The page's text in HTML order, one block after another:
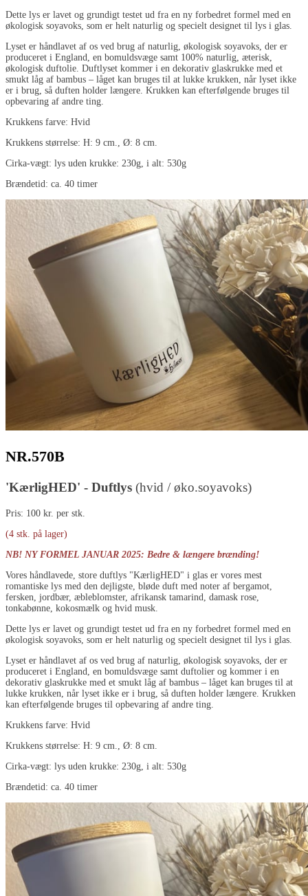
Dette lys er lavet og grundigt testet ud fra en ny forbedret formel med en
økologisk soyavoks, som er helt naturlig og specielt designet til lys i glas.
Lyset er håndlavet af os ved brug af naturlig, økologisk soyavoks, der er
produceret i England, en bomuldsvæge samt 100% naturlig, æterisk,
økologisk duftolie. Duftlyset kommer i en dekorativ glaskrukke med et
smukt låg af bambus – låget kan bruges til at lukke krukken, når lyset ikke
er i brug, så duften holder længere. Krukken kan efterfølgende bruges til
opbevaring af andre ting.
Krukkens farve: Hvid
Krukkens størrelse: H: 9 cm., Ø: 8 cm.
Cirka-vægt: lys uden krukke: 230g, i alt: 530g
Brændetid: ca. 40 timer
NR.570B
'KærligHED' - Duftlys (hvid / øko.soyavoks)
Pris: 100 kr. per stk.
(4 stk. på lager)
NB! NY FORMEL JANUAR 2025: Bedre & længere brænding!
Vores håndlavede, store duftlys "KærligHED" i glas er vores mest
romantiske lys med den dejligste, bløde duft med noter af bergamot,
fersken, jordbær, æbleblomster, afrikansk tamarind, damask rose,
tonkabønne, kokosmælk og hvid musk.
Dette lys er lavet og grundigt testet ud fra en ny forbedret formel med en
økologisk soyavoks, som er helt naturlig og specielt designet til lys i glas.
Lyset er håndlavet af os ved brug af naturlig, økologisk soyavoks, der er
produceret i England, en bomuldsvæge samt duftolier og kommer i en
dekorativ glaskrukke med et smukt låg af bambus – låget kan bruges til at
lukke krukken, når lyset ikke er i brug, så duften holder længere. Krukken
kan efterfølgende bruges til opbevaring af andre ting.
Krukkens farve: Hvid
Krukkens størrelse: H: 9 cm., Ø: 8 cm.
Cirka-vægt: lys uden krukke: 230g, i alt: 530g
Brændetid: ca. 40 timer